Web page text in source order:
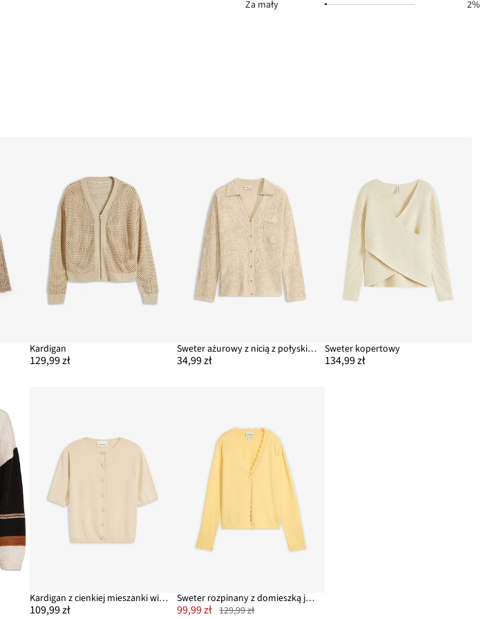
Za mały 2%
Kardigan
129,99 zł
Sweter ażurowy z nicią z połyskiem
34,99 zł
Sweter kopertowy
134,99 zł
Kardigan z cienkiej mieszanki wiskozy
109,99 zł
Sweter rozpinany z domieszką jedwabiu
99,99 zł 129,99 zł